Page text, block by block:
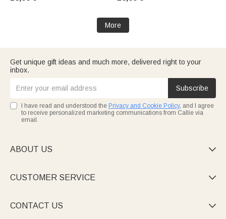
Médical
More
Get unique gift ideas and much more, delivered right to your
inbox.
Subscribe
I have read and understood the Privacy and Cookie Policy, and I agree
to receive personalized marketing communications from Callie via
email.
ABOUT US 
CUSTOMER SERVICE 
CONTACT US 